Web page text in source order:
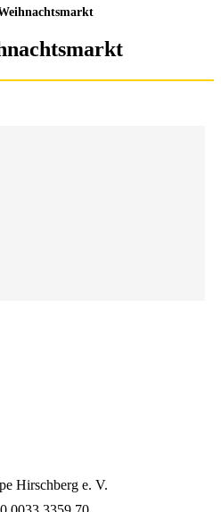
Hirschberg e. V.